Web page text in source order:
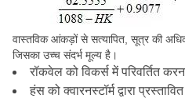
वास्तविक आंकड़ों से सत्यापित, सूत्र की
जिसका उच्च संदर्भ मूल्य है।
रॉकवेल को विकर्स में परिवर्तित
हंस को क्वारनस्टॉर्म द्वारा